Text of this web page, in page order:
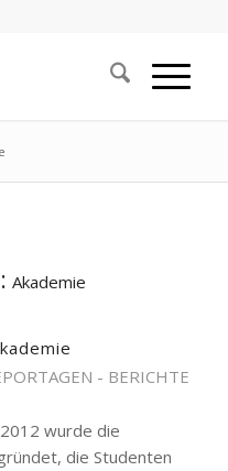
Akademie
- BERICHTE
wurde die
die Studenten